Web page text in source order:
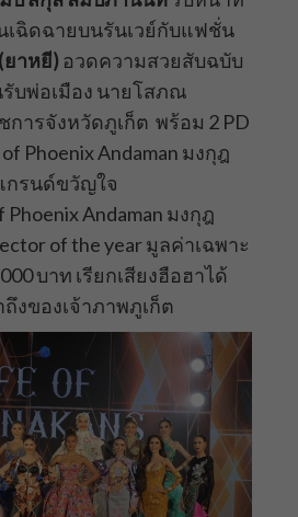
เฉิดฉายบนรันเวย์กับแฟชั่น
ยาหยี) อวดความสวยสับฉบับ
บพ่อเมือง นายโสภณ
ารจังหวัดภูเก็ต พร้อม 2 PD
Phoenix Andaman มงกุฎ
กรนด์ขวัญใจ
Andaman มงกุฎ
of the year มูลค่าเฉพาะ
บาท เรียกเสียงฮือฮาได้
งของเจ้าภาพภูเก็ต